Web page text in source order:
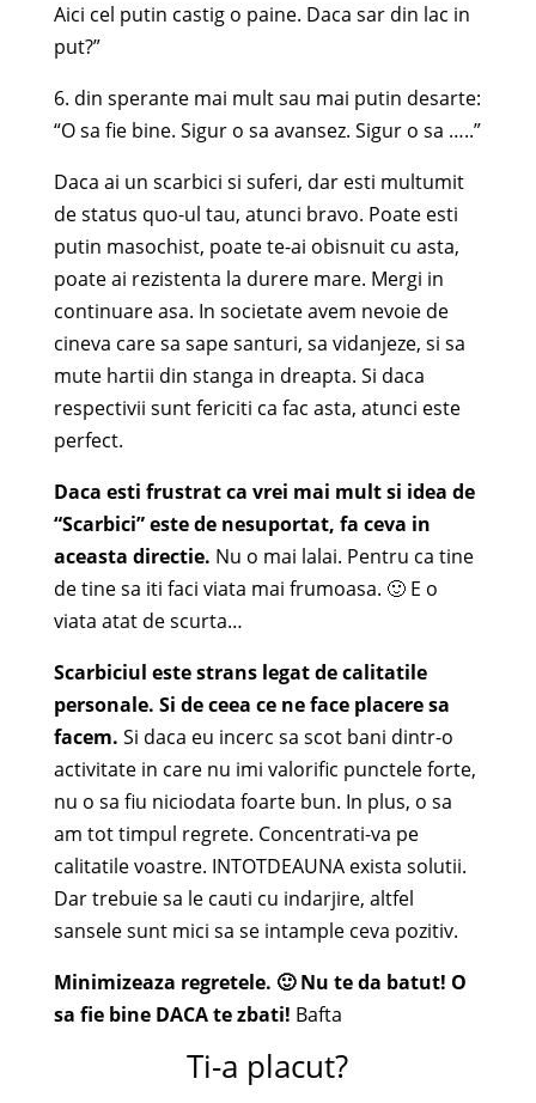
Aici cel putin castig o paine. Daca sar din lac in
put?”
6. din sperante mai mult sau mai putin desarte:
“O sa fie bine. Sigur o sa avansez. Sigur o sa …..”
Daca ai un scarbici si suferi, dar esti multumit
de status quo-ul tau, atunci bravo. Poate esti
putin masochist, poate te-ai obisnuit cu asta,
poate ai rezistenta la durere mare. Mergi in
continuare asa. In societate avem nevoie de
cineva care sa sape santuri, sa vidanjeze, si sa
mute hartii din stanga in dreapta. Si daca
respectivii sunt fericiti ca fac asta, atunci este
perfect.
Daca esti frustrat ca vrei mai mult si idea de
“Scarbici” este de nesuportat, fa ceva in
aceasta directie. Nu o mai lalai. Pentru ca tine
de tine sa iti faci viata mai frumoasa. 🙂 E o
viata atat de scurta…
Scarbiciul este strans legat de calitatile
personale. Si de ceea ce ne face placere sa
facem. Si daca eu incerc sa scot bani dintr-o
activitate in care nu imi valorific punctele forte,
nu o sa fiu niciodata foarte bun. In plus, o sa
am tot timpul regrete. Concentrati-va pe
calitatile voastre. INTOTDEAUNA exista solutii.
Dar trebuie sa le cauti cu indarjire, altfel
sansele sunt mici sa se intample ceva pozitiv.
Minimizeaza regretele. 🙂 Nu te da batut! O
sa fie bine DACA te zbati! Bafta
Ti-a placut?